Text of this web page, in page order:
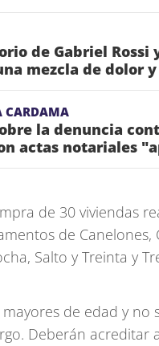
de Gabriel Rossi
mezcla de dolor
CARDAMA
la denuncia
actas notariales
de 30 viviendas
de Canelones,
Salto y Treinta y
de edad y no
Deberán acreditar